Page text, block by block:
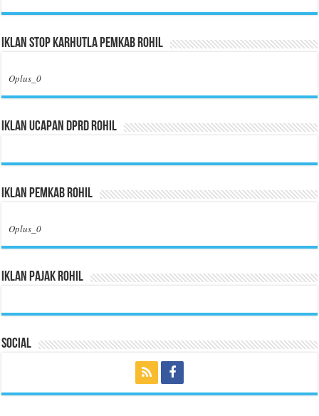
Iklan Stop Karhutla Pemkab Rohil
Oplus_0
Iklan Ucapan DPRD Rohil
Iklan Pemkab Rohil
Oplus_0
Iklan Pajak Rohil
Social